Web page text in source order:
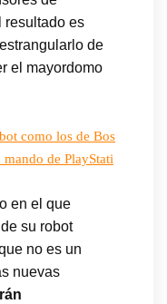
resultado es
de
el mayordomo
como los de Bos
de PlayStati
en el que
su robot
no es un
nuevas